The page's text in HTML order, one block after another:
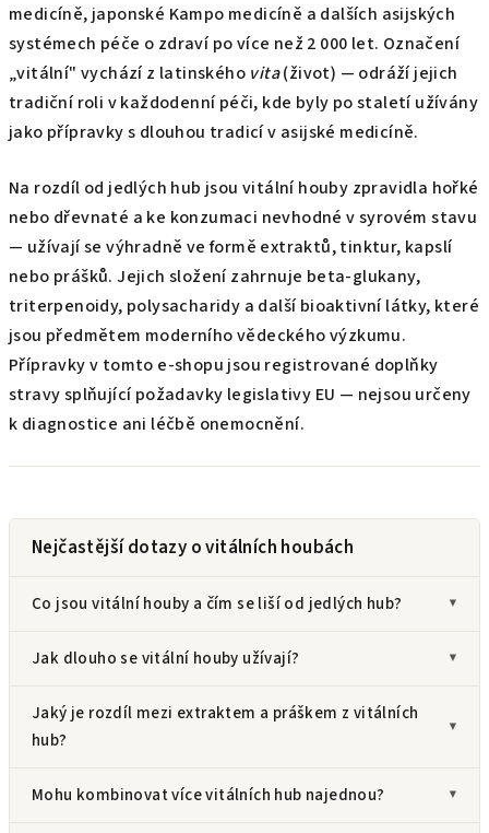
medicíně, japonské Kampo medicíně a dalších asijských
systémech péče o zdraví po více než 2 000 let. Označení
„vitální" vychází z latinského vita(život) — odráží jejich
tradiční roli v každodenní péči, kde byly po staletí užívány
jako přípravky s dlouhou tradicí v asijské medicíně.
Na rozdíl od jedlých hub jsou vitální houby zpravidla hořké
nebo dřevnaté a ke konzumaci nevhodné v syrovém stavu
— užívají se výhradně ve formě extraktů, tinktur, kapslí
nebo prášků. Jejich složení zahrnuje beta-glukany,
triterpenoidy, polysacharidy a další bioaktivní látky, které
jsou předmětem moderního vědeckého výzkumu.
Přípravky v tomto e-shopu jsou registrované doplňky
stravy splňující požadavky legislativy EU — nejsou určeny
k diagnostice ani léčbě onemocnění.
Nejčastější dotazy o vitálních houbách
Co jsou vitální houby a čím se liší od jedlých hub?
Jak dlouho se vitální houby užívají?
Jaký je rozdíl mezi extraktem a práškem z vitálních
hub?
Mohu kombinovat více vitálních hub najednou?